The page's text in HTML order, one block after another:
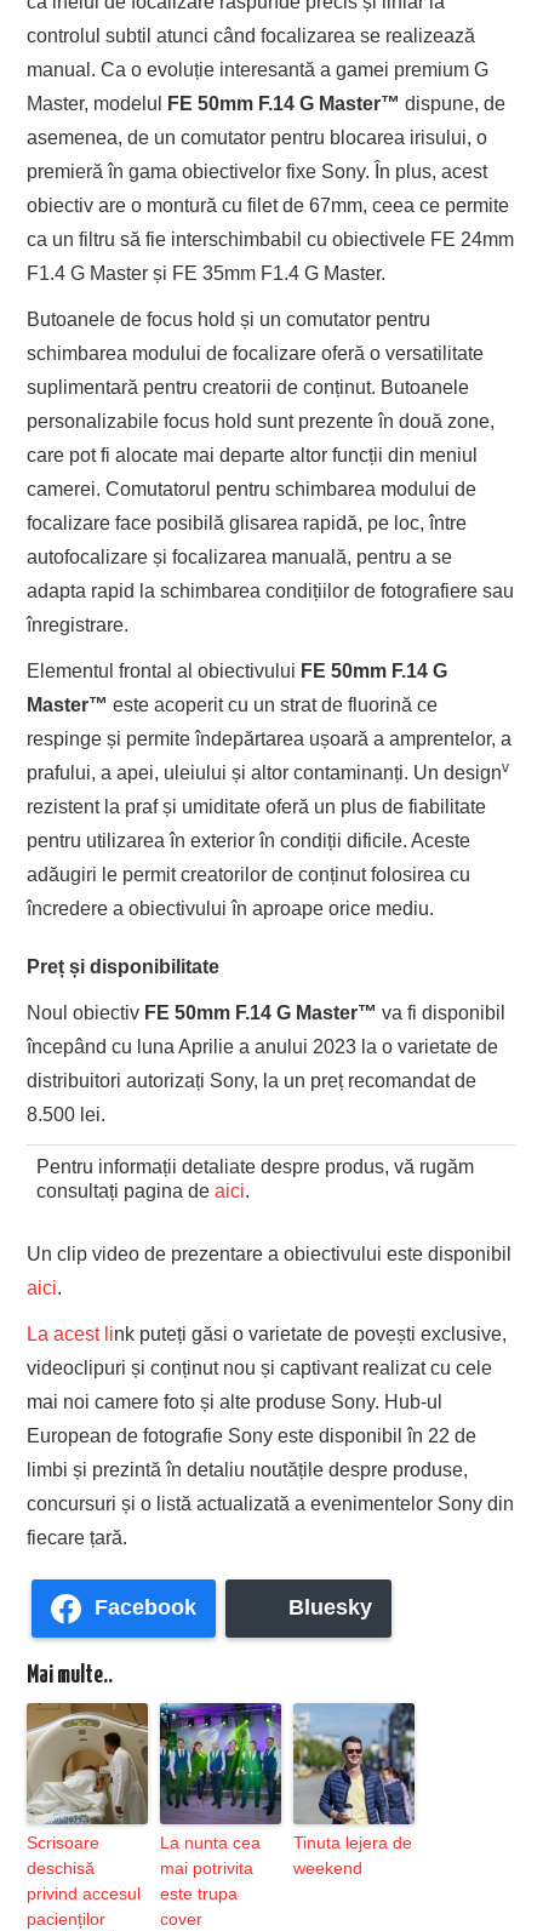
controlul subtil atunci când focalizarea se realizează
manual. Ca o evoluție interesantă a gamei premium G
Master, modelul
FE 50mm F.14 G Master™ dispune, de
asemenea, de un comutator pentru blocarea irisului, o
premieră în gama obiectivelor fixe Sony. În plus, acest
obiectiv are o montură cu filet de 67mm, ceea ce permite
ca un filtru să fie interschimbabil cu obiectivele FE 24mm
F1.4 G Master și FE 35mm F1.4 G Master.
Butoanele de focus hold și un comutator pentru
schimbarea modului de focalizare oferă o versatilitate
suplimentară pentru creatorii de conținut. Butoanele
personalizabile focus hold sunt prezente în două zone,
care pot fi alocate mai departe altor funcții din meniul
camerei. Comutatorul pentru schimbarea modului de
focalizare face posibilă glisarea rapidă, pe loc, între
autofocalizare și focalizarea manuală, pentru a se
adapta rapid la schimbarea condițiilor de fotografiere sau
înregistrare.
Elementul frontal al obiectivului FE 50mm F.14 G
Master™ este acoperit cu un strat de fluorină ce
respinge și permite îndepărtarea ușoară a amprentelor, a
prafului, a apei, uleiului și altor contaminanți. Un designv
rezistent la praf și umiditate oferă un plus de fiabilitate
pentru utilizarea în exterior în condiții dificile. Aceste
adăugiri le permit creatorilor de conținut folosirea cu
încredere a obiectivului în aproape orice mediu.
Preț și disponibilitate
Noul obiectiv FE 50mm F.14 G Master™ va fi disponibil
începând cu luna Aprilie a anului 2023 la o varietate de
distribuitori autorizați Sony, la un preț recomandat de
8.500 lei.
Pentru informații detaliate despre produs, vă rugăm
consultați pagina deaici.
Un clip video de prezentare a obiectivului este disponibil
aici.
La acest link puteți găsi o varietate de povești exclusive,
videoclipuri și conținut nou și captivant realizat cu cele
mai noi camere foto și alte produse Sony. Hub-ul
European de fotografie Sony este disponibil în 22 de
limbi și prezintă în detaliu noutățile despre produse,
concursuri și o listă actualizată a evenimentelor Sony din
fiecare țară.
Facebook Bluesky
Mai multe..
Scrisoare
deschisă
privind accesul
pacienților
La nunta cea
mai potrivita
este trupa
cover
Tinuta lejera de
weekend